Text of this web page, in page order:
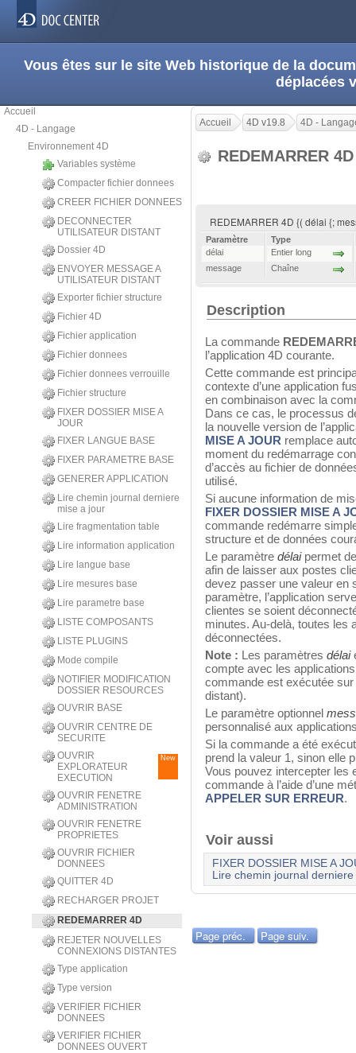
Vous êtes sur le site Web historique de la
déplacées
Accueil
4D - Langage
Environnement 4D
Variables système
Compacter fichier donnees
CREER FICHIER DONNEES
DECONNECTER
UTILISATEUR DISTANT
Dossier 4D
ENVOYER MESSAGE A
UTILISATEUR DISTANT
Exporter fichier structure
Fichier 4D
Fichier application
Fichier donnees
Fichier donnees verrouille
Fichier structure
FIXER DOSSIER MISE A
JOUR
FIXER LANGUE BASE
FIXER PARAMETRE BASE
GENERER APPLICATION
Lire chemin journal derniere
mise a jour
Lire fragmentation table
Lire information application
Lire langue base
Lire mesures base
Lire parametre base
LISTE COMPOSANTS
LISTE PLUGINS
Mode compile
NOTIFIER MODIFICATION
DOSSIER RESOURCES
OUVRIR BASE
OUVRIR CENTRE DE
SECURITE
OUVRIR
EXPLORATEUR
EXECUTION
New
OUVRIR FENETRE
ADMINISTRATION
OUVRIR FENETRE
PROPRIETES
OUVRIR FICHIER
DONNEES
QUITTER 4D
RECHARGER PROJET
REDEMARRER 4D
REJETER NOUVELLES
CONNEXIONS DISTANTES
Type application
Type version
VERIFIER FICHIER
DONNEES
VERIFIER FICHIER
DONNEES OUVERT
Accueil 4D v19.8 4D -
REDEMARRER
REDEMARRER 4D {( délai {;
Paramètre
Type
délai
Entier long
message
Chaîne
Description
La commande
l’application 4D courante.
Cette commande est
contexte d’une application
en combinaison avec la
Dans ce cas, le processus
la nouvelle version de
MISE A JOUR remplace
moment du redémarrage
d’accès au fichier de
utilisé.
Si aucune information de
FIXER DOSSIER MISE A
commande redémarre
structure et de données
Le paramètre délaipermet
afin de laisser aux postes
devez passer une valeur en
paramètre, l’application
clientes se soient
minutes. Au-delà, toutes les
déconnectées.
Note : Les paramètres délai
compte avec les
commande est exécutée
distant).
Le paramètre optionnel
personnalisé aux
Si la commande a été
prend la valeur 1, sinon elle
Vous pouvez intercepter les
commande à l’aide d’une
APPELER SUR ERREUR.
Voir aussi
FIXER DOSSIER MISE A
Lire chemin journal
Page préc. Page suiv.